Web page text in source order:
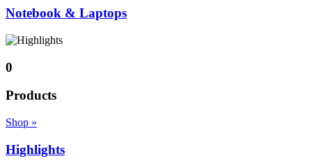
Notebook & Laptops
0
Products
Shop »
Highlights